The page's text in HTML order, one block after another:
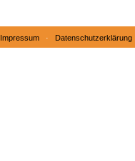
Impressum · Datenschutzerklärung